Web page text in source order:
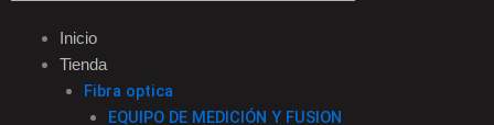
e
b a o
e
Inicio
Tienda
Fibra optica
EQUIPO DE MEDICIÓN Y FUSION